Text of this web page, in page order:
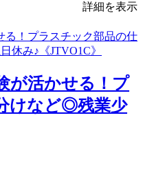
詳細を表示
が活かせる！プ
けなど◎残業少